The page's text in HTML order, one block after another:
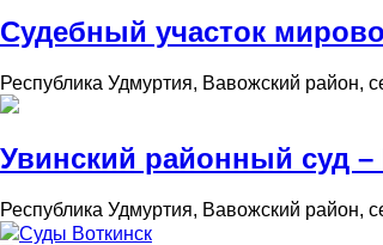
Судебный участок
Республика Удмуртия, Вавожский район,
Увинский районный суд
Республика Удмуртия, Вавожский район,
Суды Воткинск